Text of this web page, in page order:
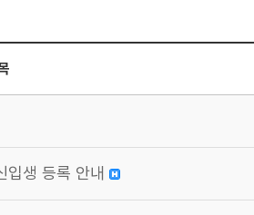
생 등록 안내